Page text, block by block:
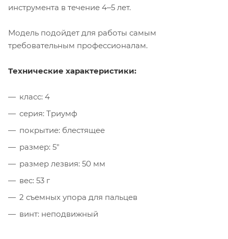
инструмента в течение 4‒5 лет.
Модель подойдет для работы самым
требовательным профессионалам.
Технические характеристики:
класс: 4
серия: Триумф
покрытие: блестящее
размер: 5"
размер лезвия: 50 мм
вес: 53 г
2 съемных упора для пальцев
винт: неподвижный